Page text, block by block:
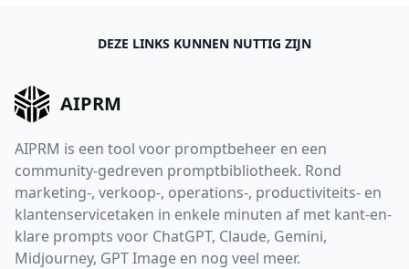
DEZE LINKS KUNNEN NUTTIG ZIJN
AIPRM
AIPRM is een tool voor promptbeheer en een
community-gedreven promptbibliotheek. Rond
marketing-, verkoop-, operations-, productiviteits- en
klantenservicetaken in enkele minuten af met kant-en-
klare prompts voor ChatGPT, Claude, Gemini,
Midjourney, GPT Image en nog veel meer.